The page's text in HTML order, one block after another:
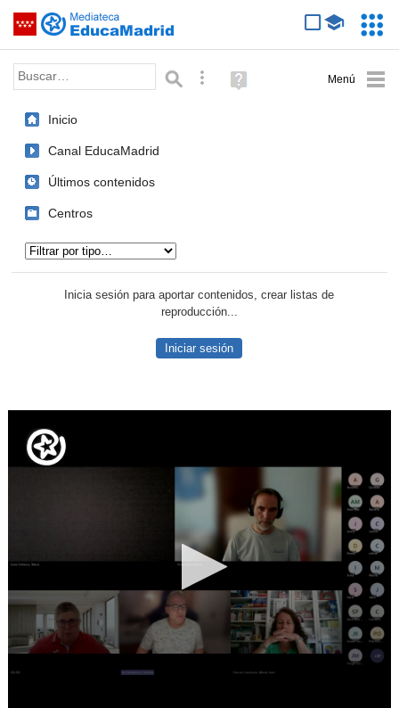
Saltar navegación
Palabra o frase: Búsqueda avanzada
Ayuda
(en
Inicio
Canal EducaMadrid
Últimos contenidos
Centros
Inicia sesión para aportar contenidos, crear listas de
reproducción...
Iniciar sesión